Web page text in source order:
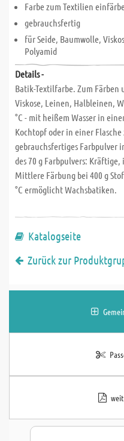
Farbe zum Textilien
gebrauchsfertig
für Seide, Baumwolle,
Polyamid
Details -
Batik-Textilfarbe. Zum Färben
Viskose, Leinen, Halbleinen,
°C - mit heißem Wasser in
Kochtopf oder in einer
gebrauchsfertiges Farbpulver
des 70 g Farbpulvers:
Mittlere Färbung bei 400 g
°C ermöglicht Wachsbatiken.
Katalogseite
Zurück zur